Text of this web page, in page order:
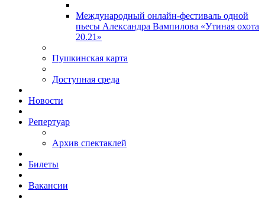
Международный онлайн-фестиваль одной
пьесы Александра Вампилова «Утиная охота
20.21»
Пушкинская карта
Доступная среда
Новости
Репертуар
Архив спектаклей
Билеты
Вакансии